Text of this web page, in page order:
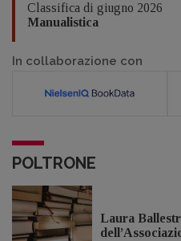
Classifica di giugno 2026
Manualistica
In collaborazione con
POLTRONE
Laura